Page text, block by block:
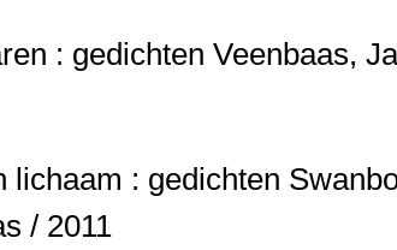
: gedichten Veenbaas,
lichaam : gedichten
/ 2011